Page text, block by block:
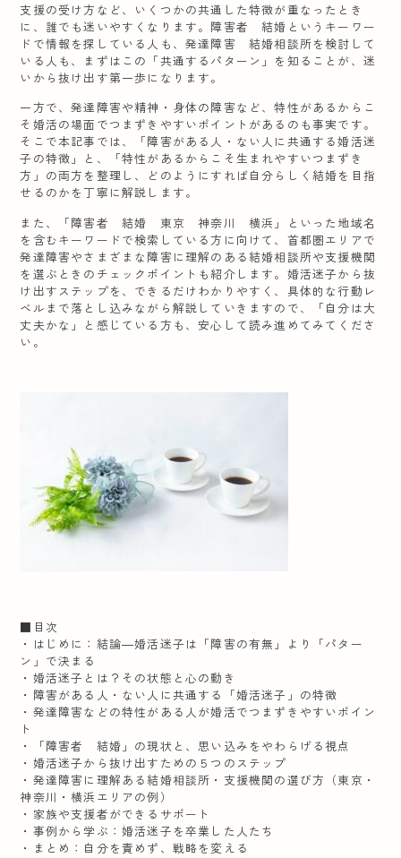
支援の受け方など、いくつかの共通した特徴が重なったとき
に、誰でも迷いやすくなります。障害者 結婚というキーワー
ドで情報を探している人も、発達障害 結婚相談所を検討して
いる人も、まずはこの「共通するパターン」を知ることが、迷
いから抜け出す第一歩になります。
一方で、発達障害や精神・身体の障害など、特性があるからこ
そ婚活の場面でつまずきやすいポイントがあるのも事実です。
そこで本記事では、「障害がある人・ない人に共通する婚活迷
子の特徴」と、「特性があるからこそ生まれやすいつまずき
方」の両方を整理し、どのようにすれば自分らしく結婚を目指
せるのかを丁寧に解説します。
また、「障害者 結婚 東京 神奈川 横浜」といった地域名
を含むキーワードで検索している方に向けて、首都圏エリアで
発達障害やさまざまな障害に理解のある結婚相談所や支援機関
を選ぶときのチェックポイントも紹介します。婚活迷子から抜
け出すステップを、できるだけわかりやすく、具体的な行動レ
ベルまで落とし込みながら解説していきますので、「自分は大
丈夫かな」と感じている方も、安心して読み進めてみてくださ
い。
■目次
・はじめに：結論―婚活迷子は「障害の有無」より「パター
ン」で決まる
・婚活迷子とは？その状態と心の動き
・障害がある人・ない人に共通する「婚活迷子」の特徴
・発達障害などの特性がある人が婚活でつまずきやすいポイン
ト
・「障害者 結婚」の現状と、思い込みをやわらげる視点
・婚活迷子から抜け出すための５つのステップ
・発達障害に理解ある結婚相談所・支援機関の選び方（東京・
神奈川・横浜エリアの例）
・家族や支援者ができるサポート
・事例から学ぶ：婚活迷子を卒業した人たち
・まとめ：自分を責めず、戦略を変える